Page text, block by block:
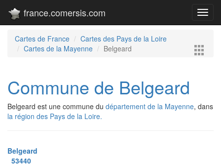
france.comersis.com
Cartes de France
Cartes des Pays de la Loire
Cartes de la Mayenne
Belgeard
Commune de Belgeard
Belgeard est une commune du département de la Mayenne, dans
la région des Pays de la Loire.
Belgeard
53440